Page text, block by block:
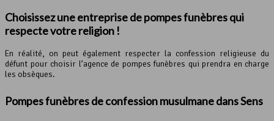
Choisissez une entreprise depompes funèbresqui
respecte votre religion !
En réalité, on peut également respecter la confession religieuse du
défunt pour choisir l’agence de pompes funèbres qui prendra en charge
les obsèques.
Pompes funèbres de confession musulmane dans Sens